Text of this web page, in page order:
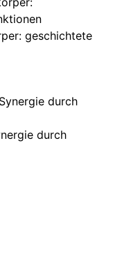
geschichtete
durch